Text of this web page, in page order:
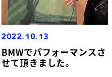
2022.10.13
BMWでパフォーマンスさ
せて頂きました。